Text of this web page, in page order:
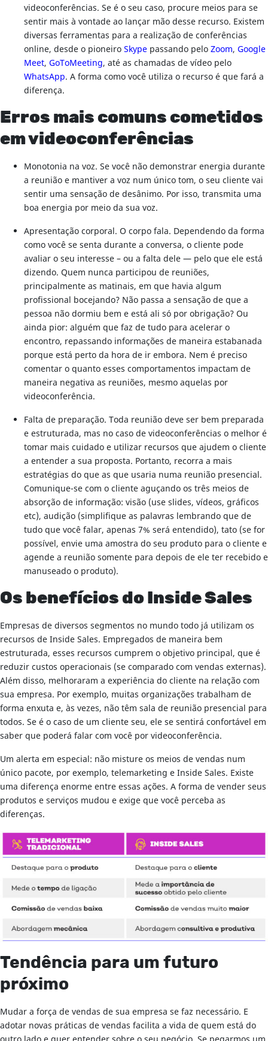
videoconferências. Se é o seu caso, procure meios para se
sentir mais à vontade ao lançar mão desse recurso. Existem
diversas ferramentas para a realização de conferências
online, desde o pioneiroSkype passando peloZoom, Google
Meet, GoToMeeting, até as chamadas de vídeo pelo
WhatsApp. A forma como você utiliza o recurso é que fará a
diferença.
Erros mais comuns cometidos
em videoconferências
Monotonia na voz. Se você não demonstrar energia durante
a reunião e mantiver a voz num único tom, o seu cliente vai
sentir uma sensação de desânimo. Por isso, transmita uma
boa energia por meio da sua voz.
Apresentação corporal. O corpo fala. Dependendo da forma
como você se senta durante a conversa, o cliente pode
avaliar o seu interesse – ou a falta dele — pelo que ele está
dizendo. Quem nunca participou de reuniões,
principalmente as matinais, em que havia algum
profissional bocejando? Não passa a sensação de que a
pessoa não dormiu bem e está ali só por obrigação? Ou
ainda pior: alguém que faz de tudo para acelerar o
encontro, repassando informações de maneira estabanada
porque está perto da hora de ir embora. Nem é preciso
comentar o quanto esses comportamentos impactam de
maneira negativa as reuniões, mesmo aquelas por
videoconferência.
Falta de preparação. Toda reunião deve ser bem preparada
e estruturada, mas no caso de videoconferências o melhor é
tomar mais cuidado e utilizar recursos que ajudem o cliente
a entender a sua proposta. Portanto, recorra a mais
estratégias do que as que usaria numa reunião presencial.
Comunique-se com o cliente aguçando os três meios de
absorção de informação: visão (use slides, vídeos, gráficos
etc), audição (simplifique as palavras lembrando que de
tudo que você falar, apenas 7% será entendido), tato (se for
possível, envie uma amostra do seu produto para o cliente e
agende a reunião somente para depois de ele ter recebido e
manuseado o produto).
Os benefícios do Inside Sales
Empresas de diversos segmentos no mundo todo já utilizam os
recursos de Inside Sales. Empregados de maneira bem
estruturada, esses recursos cumprem o objetivo principal, que é
reduzir custos operacionais (se comparado com vendas externas).
Além disso, melhoraram a experiência do cliente na relação com
sua empresa. Por exemplo, muitas organizações trabalham de
forma enxuta e, às vezes, não têm sala de reunião presencial para
todos. Se é o caso de um cliente seu, ele se sentirá confortável em
saber que poderá falar com você por videoconferência.
Um alerta em especial: não misture os meios de vendas num
único pacote, por exemplo, telemarketing e Inside Sales. Existe
uma diferença enorme entre essas ações. A forma de vender seus
produtos e serviços mudou e exige que você perceba as
diferenças.
Tendência para um futuro
próximo
Mudar a força de vendas de sua empresa se faz necessário. E
adotar novas práticas de vendas facilita a vida de quem está do